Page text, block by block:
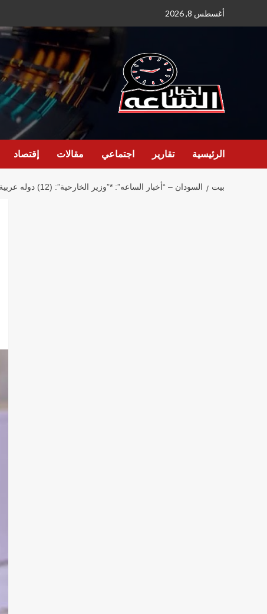
أغسطس 8, 2026
الرئيسية تقارير اجتماعي مقالات إقتصاد
بيت السودان – “أخبار الساعه”: *”وزير الخارحية”: (12) دوله عربية أكدت دعمها الكامل للموقف السوداني*